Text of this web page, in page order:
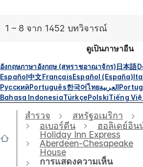
ดูเป็นภาษาอื่น
อังกฤษภาษาอังกฤษ (สหราชอาณาจักร)日本語
Español中文FrançaisEspañol (España)
РусскийPortuguês한국어ไทยالعربية
Bahasa IndonesiaTürkçePolskiTiếng
สำรวจ สหรัฐอเมริกา
อเบอร์ดีน
ฮอลิเดย์อิน
Holiday Inn Express
Aberdeen-Chesapeake
House
การแสดงความเห็น